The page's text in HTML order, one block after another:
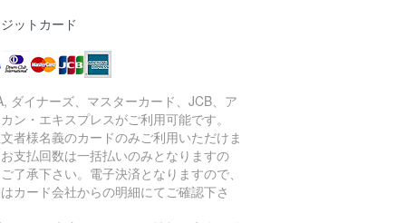
ットカード
ダイナーズ、マスターカード、JCB、ア
ン・エキスプレスがご利用可能です。
者様名義のカードのみご利用いただけま
支払回数は一括払いのみとなりますの
了承下さい。電子決済となりますので、
カード会社からの明細にてご確認下さ